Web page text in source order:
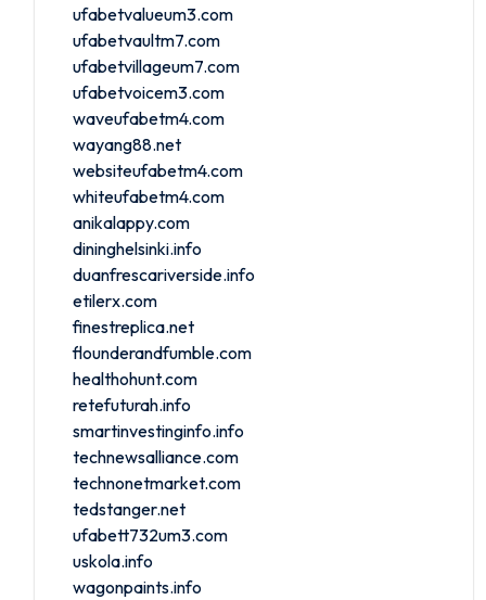
ufabetvalueum3.com
ufabetvaultm7.com
ufabetvillageum7.com
ufabetvoicem3.com
waveufabetm4.com
wayang88.net
websiteufabetm4.com
whiteufabetm4.com
anikalappy.com
dininghelsinki.info
duanfrescariverside.info
etilerx.com
finestreplica.net
flounderandfumble.com
healthohunt.com
retefuturah.info
smartinvestinginfo.info
technewsalliance.com
technonetmarket.com
tedstanger.net
ufabett732um3.com
uskola.info
wagonpaints.info